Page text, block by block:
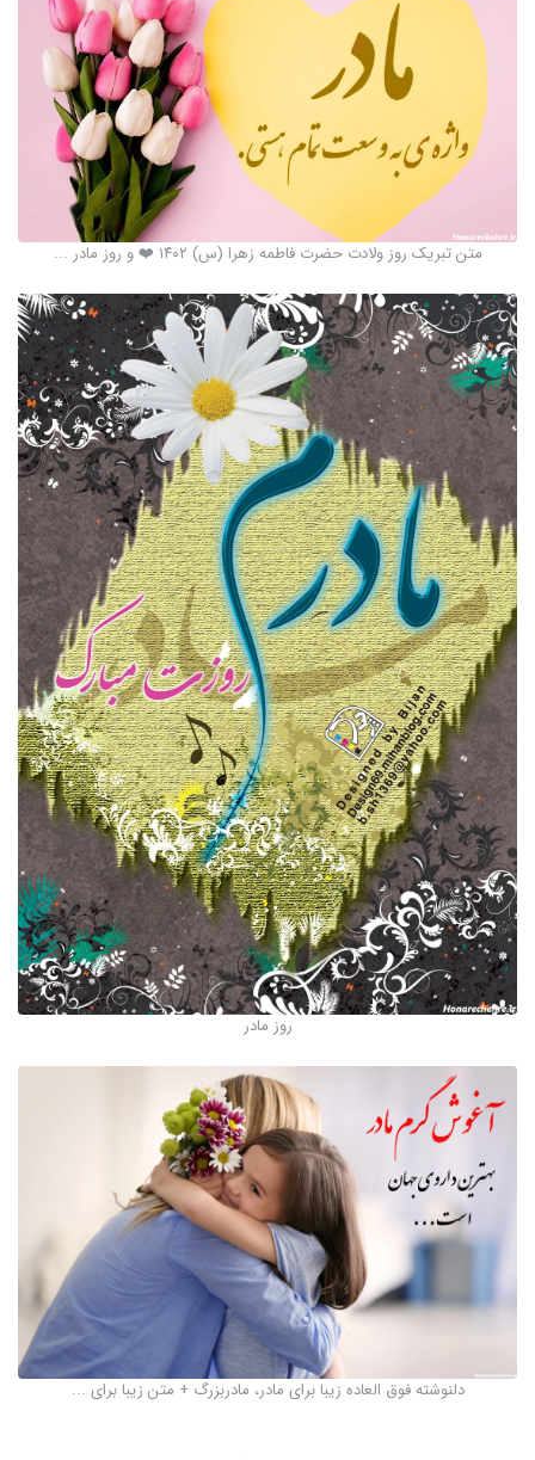
متن تبریک روز ولادت حضرت فاطمه زهرا (س) ۱۴۰۲ ❤️ و روز مادر ...
روز مادر
دلنوشته فوق العاده زیبا برای مادر، مادربزرگ + متن زیبا برای ...